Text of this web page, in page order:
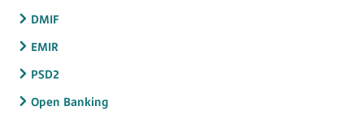
DMIF
EMIR
PSD2
Open Banking